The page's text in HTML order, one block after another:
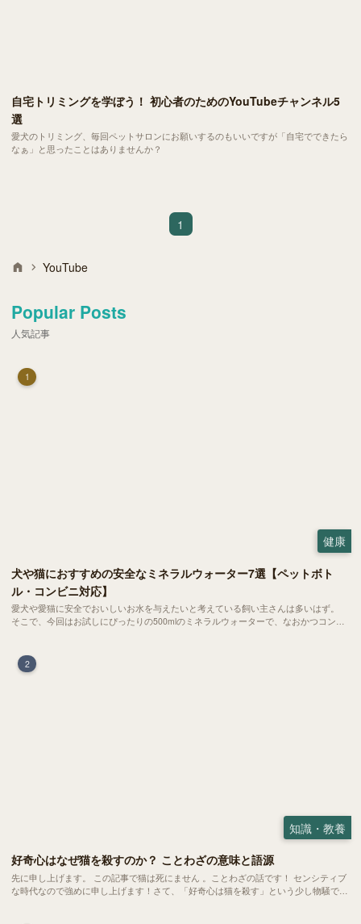
自宅トリミングを学ぼう！ 初心者のためのYouTubeチャンネル5
選
愛犬のトリミング、毎回ペットサロンにお願いするのもいいですが「自宅でできたら
なぁ」と思ったことはありませんか？
1
YouTube
Popular Posts
人気記事
1
健康
犬や猫におすすめの安全なミネラルウォーター7選【ペットボト
ル・コンビニ対応】
愛犬や愛猫に安全でおいしいお水を与えたいと考えている飼い主さんは多いはず。
そこで、今回はお試しにぴったりの500mlのミネラルウォーターで、なおかつコンビ
2
知識・教養
好奇心はなぜ猫を殺すのか？ ことわざの意味と語源
先に申し上げます。 この記事で猫は死にません 。ことわざの話です！ センシティブ
な時代なので強めに申し上げます！さて、「好奇心は猫を殺す」という少し物騒で、